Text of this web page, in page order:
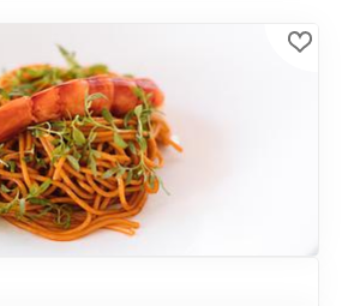
som är senior, dina anhöriga
i Malmö stad